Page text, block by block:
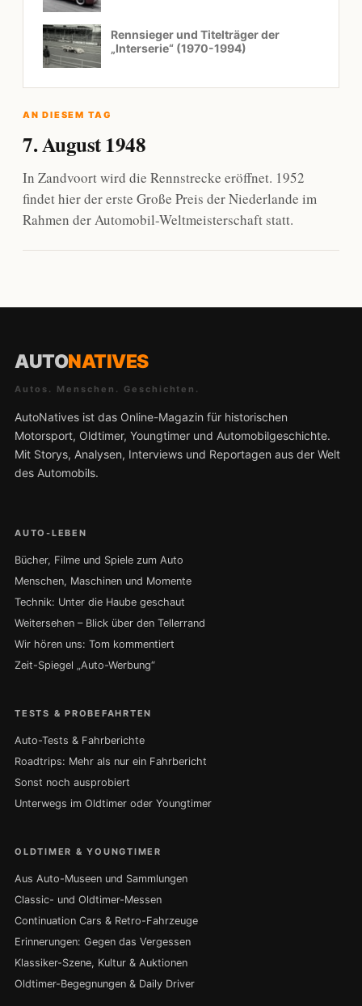
Rennsieger und Titelträger der
„Interserie“ (1970-1994)
AN DIESEM TAG
7. August 1948
In Zandvoort wird die Rennstrecke eröffnet. 1952
findet hier der erste Große Preis der Niederlande im
Rahmen der Automobil-Weltmeisterschaft statt.
AUTONATIVES
Autos. Menschen. Geschichten.
AutoNatives ist das Online-Magazin für historischen
Motorsport, Oldtimer, Youngtimer und Automobilgeschichte.
Mit Storys, Analysen, Interviews und Reportagen aus der Welt
des Automobils.
AUTO-LEBEN
Bücher, Filme und Spiele zum Auto
Menschen, Maschinen und Momente
Technik: Unter die Haube geschaut
Weitersehen – Blick über den Tellerrand
Wir hören uns: Tom kommentiert
Zeit-Spiegel „Auto-Werbung“
TESTS & PROBEFAHRTEN
Auto-Tests & Fahrberichte
Roadtrips: Mehr als nur ein Fahrbericht
Sonst noch ausprobiert
Unterwegs im Oldtimer oder Youngtimer
OLDTIMER & YOUNGTIMER
Aus Auto-Museen und Sammlungen
Classic- und Oldtimer-Messen
Continuation Cars & Retro-Fahrzeuge
Erinnerungen: Gegen das Vergessen
Klassiker-Szene, Kultur & Auktionen
Oldtimer-Begegnungen & Daily Driver